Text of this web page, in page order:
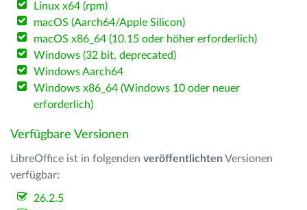
Linux x64 (rpm)
macOS (Aarch64/Apple Silicon)
macOS x86_64 (10.15 oder höher erforderlich)
Windows (32 bit, deprecated)
Windows Aarch64
Windows x86_64 (Windows 10 oder neuer
erforderlich)
Verfügbare Versionen
LibreOffice ist in folgenden veröffentlichten Versionen
verfügbar:
26.2.5